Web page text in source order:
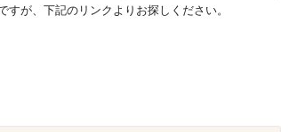
すが、下記のリンクよりお探しください。